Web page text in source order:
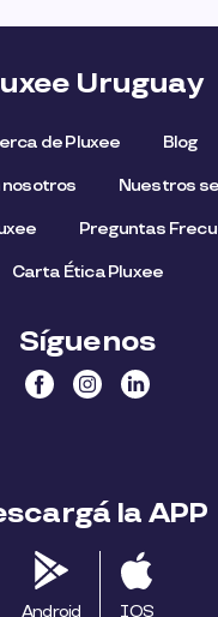
Uruguay
de Pluxee Blog
nosotros Nuestros
Preguntas
Carta Ética Pluxee
Síguenos
la APP
Android IOS